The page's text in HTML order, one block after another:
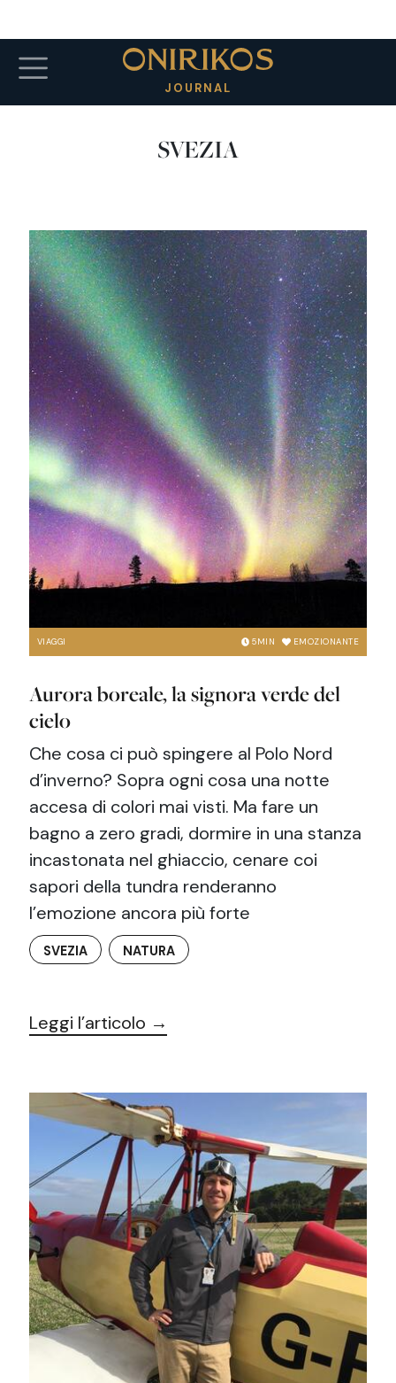
JOURNAL
SVEZIA
VIAGGI 5MIN EMOZIONANTE
Aurora boreale, la signora verde del
cielo
Che cosa ci può spingere al Polo Nord
d’inverno? Sopra ogni cosa una notte
accesa di colori mai visti. Ma fare un
bagno a zero gradi, dormire in una stanza
incastonata nel ghiaccio, cenare coi
sapori della tundra renderanno
l’emozione ancora più forte
SVEZIA NATURA
Leggi l’articolo →